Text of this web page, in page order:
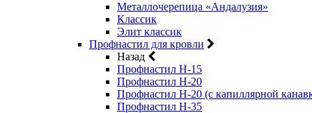
Металлочерепица «Андалузия»
Классик
Элит классик
Профнастил для кровли
Назад
Профнастил Н-15
Профнастил Н-20
Профнастил Н-20 (с капиллярной
Профнастил Н-35